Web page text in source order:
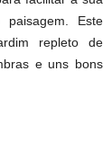
Este
repleto de
e uns bons